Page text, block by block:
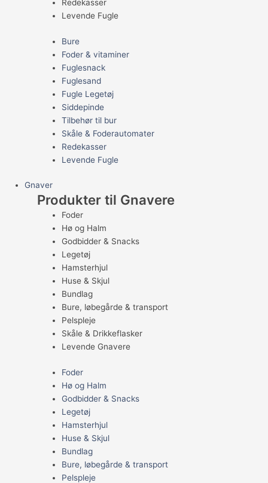
Redekasser
Levende Fugle
Bure
Foder & vitaminer
Fuglesnack
Fuglesand
Fugle Legetøj
Siddepinde
Tilbehør til bur
Skåle & Foderautomater
Redekasser
Levende Fugle
Gnaver
Produkter til Gnavere
Foder
Hø og Halm
Godbidder & Snacks
Legetøj
Hamsterhjul
Huse & Skjul
Bundlag
Bure, løbegårde & transport
Pelspleje
Skåle & Drikkeflasker
Levende Gnavere
Foder
Hø og Halm
Godbidder & Snacks
Legetøj
Hamsterhjul
Huse & Skjul
Bundlag
Bure, løbegårde & transport
Pelspleje